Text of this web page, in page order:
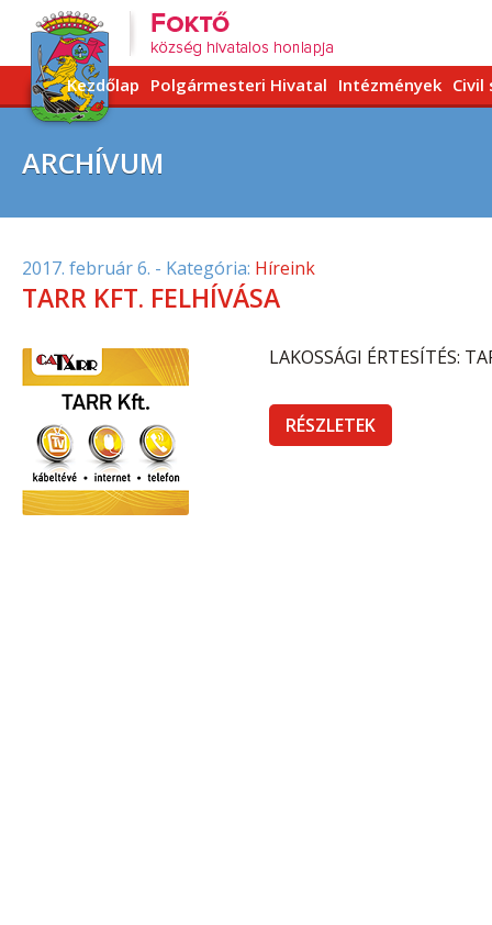
Kezdőlap Polgármesteri Hivatal Intézmények Civil
ARCHÍVUM
2017. február 6. - Kategória: Híreink
TARR KFT. FELHÍVÁSA
LAKOSSÁGI ÉRTESÍTÉS:
RÉSZLETEK